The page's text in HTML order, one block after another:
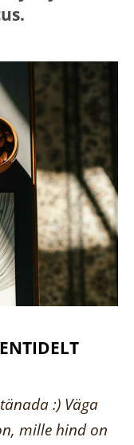
:) Väga
mille hind on